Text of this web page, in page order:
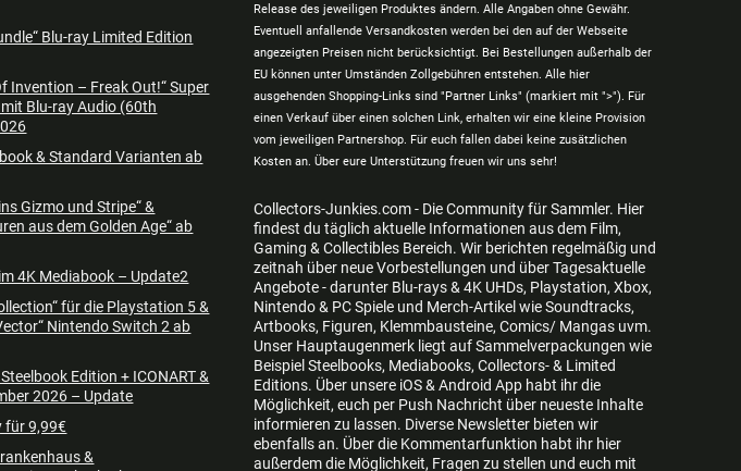
Blu-ray Limited Edition
Invention – Freak Out!“ Super
Blu-ray Audio (60th
& Standard Varianten ab
Gizmo und Stripe“ &
aus dem Golden Age“ ab
4K Mediabook – Update2
für die Playstation 5 &
Nintendo Switch 2 ab
Edition + ICONART &
2026 – Update
für 9,99€
&
Release des jeweiligen Produktes ändern. Alle Angaben ohne Gewähr.
Eventuell anfallende Versandkosten werden bei den auf der Webseite
angezeigten Preisen nicht berücksichtigt. Bei Bestellungen außerhalb der
EU können unter Umständen Zollgebühren entstehen. Alle hier
ausgehenden Shopping-Links sind "Partner Links" (markiert mit ">"). Für
einen Verkauf über einen solchen Link, erhalten wir eine kleine Provision
vom jeweiligen Partnershop. Für euch fallen dabei keine zusätzlichen
Kosten an. Über eure Unterstützung freuen wir uns sehr!
Collectors-Junkies.com - Die Community für Sammler. Hier
findest du täglich aktuelle Informationen aus dem Film,
Gaming & Collectibles Bereich. Wir berichten regelmäßig und
zeitnah über neue Vorbestellungen und über Tagesaktuelle
Angebote - darunter Blu-rays & 4K UHDs, Playstation, Xbox,
Nintendo & PC Spiele und Merch-Artikel wie Soundtracks,
Artbooks, Figuren, Klemmbausteine, Comics/ Mangas uvm.
Unser Hauptaugenmerk liegt auf Sammelverpackungen wie
Beispiel Steelbooks, Mediabooks, Collectors- & Limited
Editions. Über unsere iOS & Android App habt ihr die
Möglichkeit, euch per Push Nachricht über neueste Inhalte
informieren zu lassen. Diverse Newsletter bieten wir
ebenfalls an. Über die Kommentarfunktion habt ihr hier
außerdem die Möglichkeit, Fragen zu stellen und euch mit